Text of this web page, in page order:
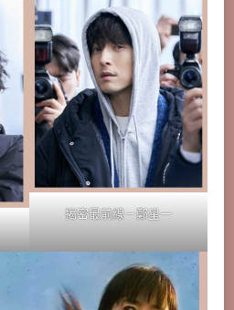
揭密最前線－鄭星一